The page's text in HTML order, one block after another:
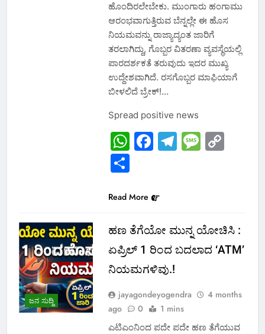
ಹೊಂದಿರಲೇಬೇಕು. ಮುಂಗಾರು ಹಂಗಾಮು
ಆರಂಭವಾಗುತ್ತಿರುವ ಬೆನ್ನಲ್ಲೇ ಈ ಹೊಸ
ನಿಯಮವನ್ನು ರಾಜ್ಯಾದ್ಯಂತ ಜಾರಿಗೆ
ತರಲಾಗಿದ್ದು, ಗೊಬ್ಬರ ವಿತರಣಾ ವ್ಯವಸ್ಥೆಯಲ್ಲಿ
ಪಾರದರ್ಶಕತೆ ತರುವುದು ಇದರ ಮುಖ್ಯ
ಉದ್ದೇಶವಾಗಿದೆ. ರಸಗೊಬ್ಬರ ಮಾಫಿಯಾಗೆ
ಬೀಳಲಿದೆ ಬ್ರೇಕ್!…
Spread positive news
WhatsApp
Facebook
Telegram
Share
Read More
ಜನ ಸುದ್ದಿ
ಹಣ ತೆಗೆಯೋ ಮುನ್ನ ಯೋಚಿಸಿ :
ಏಪ್ರಿಲ್ 1 ರಿಂದ ಬದಲಾದ ‘ATM’
ನಿಯಮಗಳಿವು.!
jayagondeyogendra
4 months
ago
0 1 mins
ಎಟಿಎಂನಿಂದ ಪದೇ ಪದೇ ಹಣ ತೆಗೆಯುವ